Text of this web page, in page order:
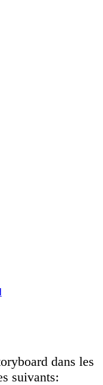
dans les
suivants: